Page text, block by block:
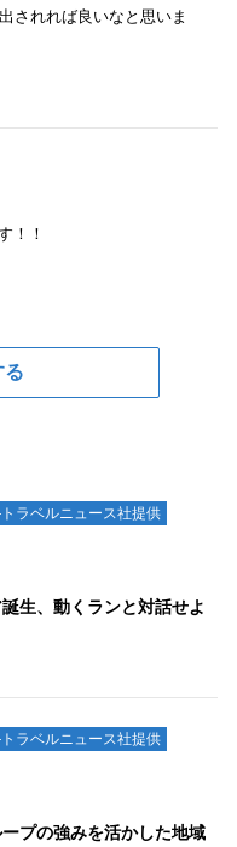
されれば良いなと思いま
！！
る
ラベルニュース社提供
生、動くランと対話せよ
ラベルニュース社提供
プの強みを活かした地域